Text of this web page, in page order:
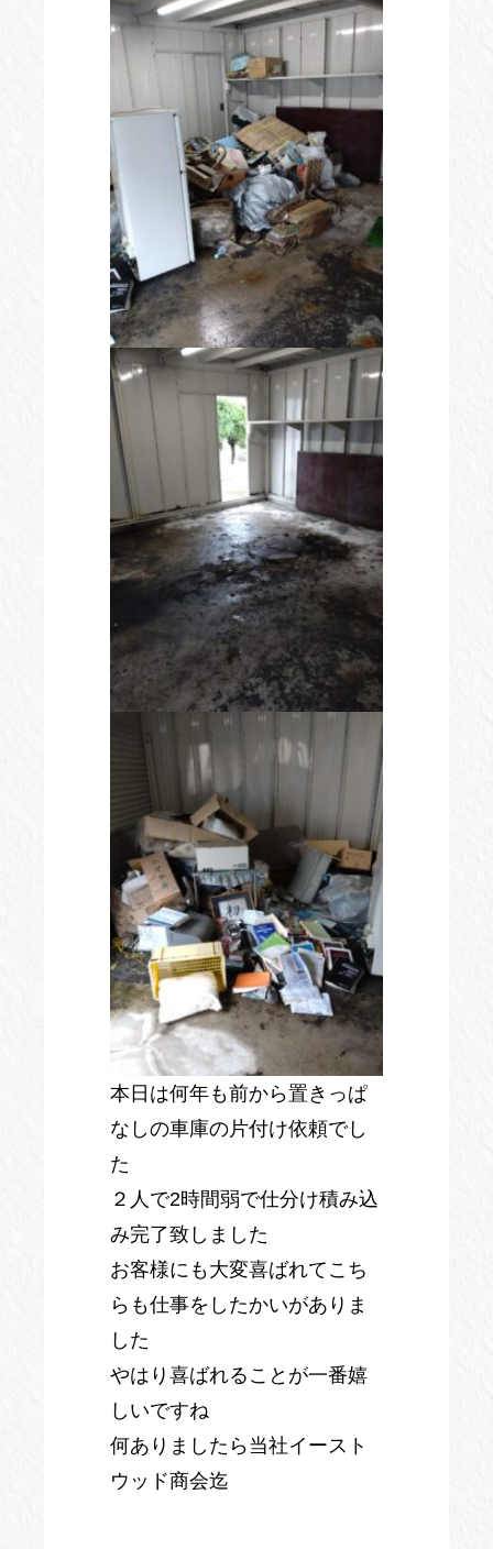
本日は何年も前から置きっぱ
なしの車庫の片付け依頼でし
た
２人で2時間弱で仕分け積み込
み完了致しました
お客様にも大変喜ばれてこち
らも仕事をしたかいがありま
した
やはり喜ばれることが一番嬉
しいですね
何ありましたら当社イースト
ウッド商会迄